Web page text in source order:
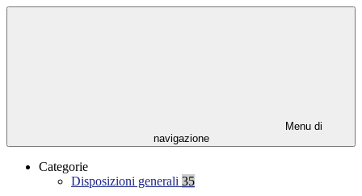
Menu di
navigazione
Categorie
Disposizioni generali 35